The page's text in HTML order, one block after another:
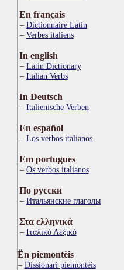
En français
Dictionnaire Latin
Verbes italiens
In english
Latin Dictionary
Italian Verbs
In Deutsch
Italienische Verben
En español
Los verbos italianos
Em portugues
Os verbos italianos
По русски
Итальянские глаголы
Στα ελληνικά
Ιταλικό Λεξικό
Ën piemontèis
Dissionari piemontèis